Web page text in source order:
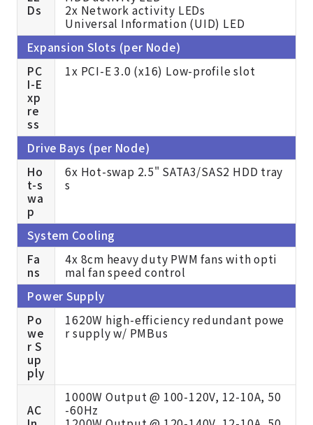
Ds
2x Network activity LEDs
Universal Information (UID) LED
Expansion Slots (per Node)
PC
I-E
xp
re
ss
1x PCI-E 3.0 (x16) Low-profile slot
Drive Bays (per Node)
Ho
t-s
wa
p
6x Hot-swap 2.5" SATA3/SAS2 HDD tray
s
System Cooling
Fa
ns
4x 8cm heavy duty PWM fans with opti
mal fan speed control
Power Supply
Po
we
r S
up
ply
1620W high-efficiency redundant powe
r supply w/ PMBus
AC
1000W Output @ 100-120V, 12-10A, 50
-60Hz